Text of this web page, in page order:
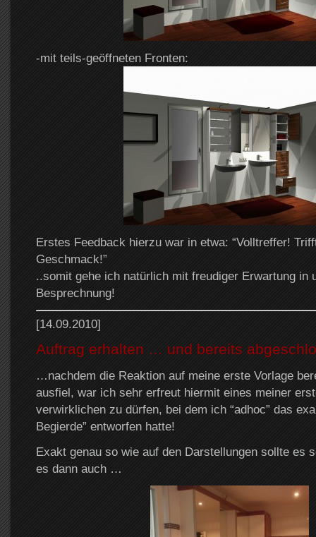
-mit teils-geöffneten Fronten:
Erstes Feedback hierzu war in etwa: “Volltreffer!
Geschmack!”
..somit gehe ich natürlich mit freudiger Erwartung in
Besprechnung!
[14.09.2010]
Auftrag erhalten … und bereits
…nachdem die Reaktion auf meine erste Vorlage
ausfiel, war ich sehr erfreut hiermit eines meiner
verwirklichen zu dürfen, bei dem ich “adhoc” das
Begierde” entworfen hatte!
Exakt genau so wie auf den Darstellungen sollte es
es dann auch …